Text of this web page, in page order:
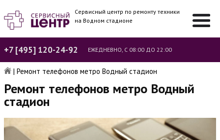
Сервисный центр по ремонту техники
на Водном стадионе
+7 [495] 120-24-92 ЕЖЕДНЕВНО, С 08:00 ДО 22:00
| Ремонт телефонов метро Водный стадион
Ремонт телефонов метро Водный
стадион